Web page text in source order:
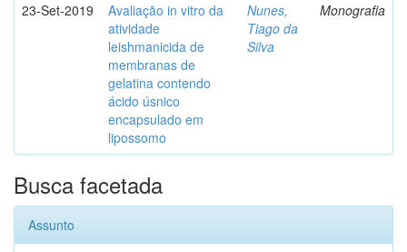
23-Set-2019
Avaliação in vitro da
atividade
leishmanicida de
membranas de
gelatina contendo
ácido úsnico
encapsulado em
lipossomo
Nunes,
Tiago da
Silva
Monografia
Busca facetada
Assunto